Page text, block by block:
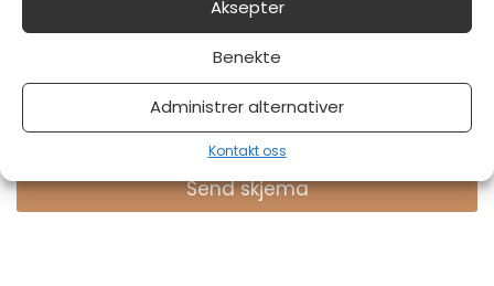
Aksepter
Benekte
Administrer alternativer
Kontakt oss
Har du noe på hjertet?
Send skjema